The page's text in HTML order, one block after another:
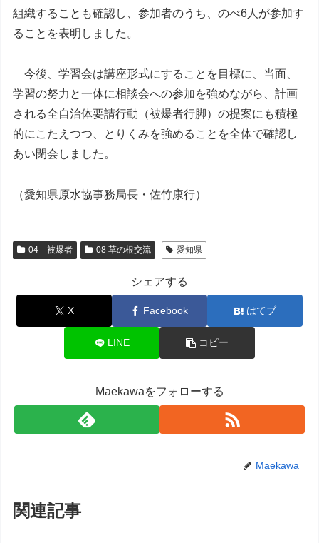
組織することも確認し、参加者のうち、のべ6人が参加す
ることを表明しました。
今後、学習会は講座形式にすることを目標に、当面、
学習の努力と一体に相談会への参加を強めながら、計画
される全自治体要請行動（被爆者行脚）の提案にも積極
的にこたえつつ、とりくみを強めることを全体で確認し
あい閉会しました。
（愛知県原水協事務局長・佐竹康行）
04 被爆者 08 草の根交流 愛知県
シェアする
X Facebook はてブ
LINE コピー
Maekawaをフォローする
Maekawa
関連記事